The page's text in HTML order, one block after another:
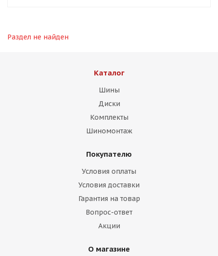
Раздел не найден
Каталог
Шины
Диски
Комплекты
Шиномонтаж
Покупателю
Условия оплаты
Условия доставки
Гарантия на товар
Вопрос-ответ
Акции
О магазине